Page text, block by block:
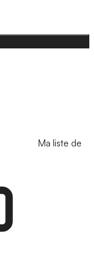
Ma liste de